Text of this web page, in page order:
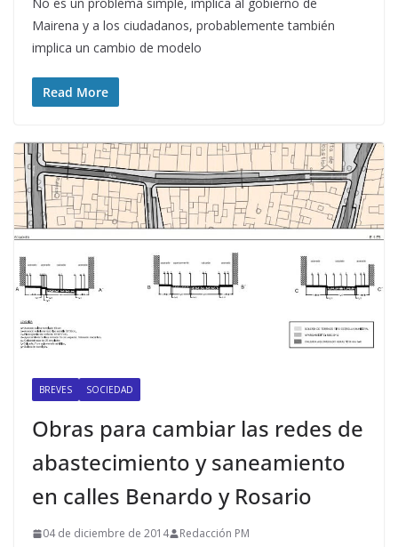
Mairena y a los ciudadanos, probablemente también
implica un cambio de modelo
Read More
BREVES SOCIEDAD
Obras para cambiar las redes de
abastecimiento y saneamiento
en calles Benardo y Rosario
04 de diciembre de 2014 Redacción PM